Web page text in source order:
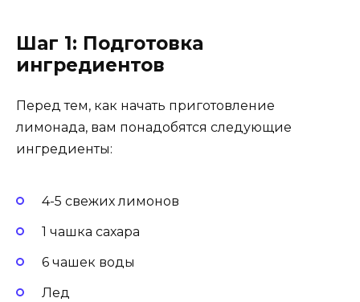
Шаг 1: Подготовка
ингредиентов
Перед тем, как начать приготовление
лимонада, вам понадобятся следующие
ингредиенты:
4-5 свежих лимонов
1 чашка сахара
6 чашек воды
Лед